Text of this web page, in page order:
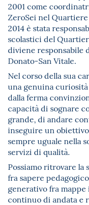
2001 come
ZeroSei nel Quartiere
2014 è stata
scolastici del
diviene responsabile
Donato-San Vitale.
Nel corso della sua
una genuina
dalla ferma
capacità di sognare
grande, di andare
inseguire un
sempre uguale nella
servizi di qualità.
Possiamo ritrovare la
fra sapere
generativo fra
continuo di andata e